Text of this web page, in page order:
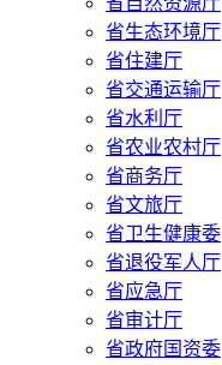
省生态环境厅
省住建厅
省交通运输厅
省水利厅
省农业农村厅
省商务厅
省文旅厅
省卫生健康委
省退役军人厅
省应急厅
省审计厅
省政府国资委